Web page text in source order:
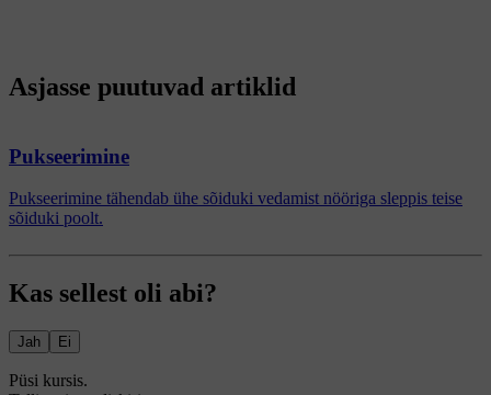
Asjasse puutuvad artiklid
Pukseerimine
Pukseerimine tähendab ühe sõiduki vedamist nööriga sleppis teise
sõiduki poolt.
Kas sellest oli abi?
Jah Ei